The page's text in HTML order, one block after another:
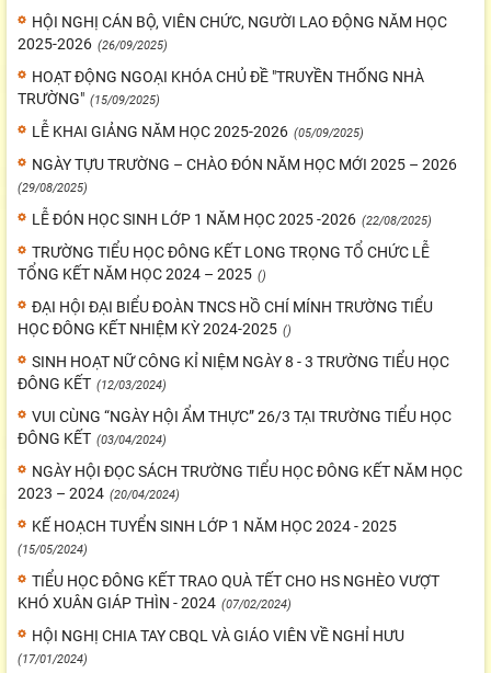
HỘI NGHỊ CÁN BỘ, VIÊN CHỨC, NGƯỜI LAO ĐỘNG NĂM HỌC
2025-2026 (26/09/2025)
HOẠT ĐỘNG NGOẠI KHÓA CHỦ ĐỀ "TRUYỀN THỐNG NHÀ
TRƯỜNG" (15/09/2025)
LỄ KHAI GIẢNG NĂM HỌC 2025-2026 (05/09/2025)
NGÀY TỰU TRƯỜNG – CHÀO ĐÓN NĂM HỌC MỚI 2025 – 2026
(29/08/2025)
LỄ ĐÓN HỌC SINH LỚP 1 NĂM HỌC 2025 -2026 (22/08/2025)
TRƯỜNG TIỂU HỌC ĐÔNG KẾT LONG TRỌNG TỔ CHỨC LỄ
TỔNG KẾT NĂM HỌC 2024 – 2025 ()
ĐẠI HỘI ĐẠI BIỂU ĐOÀN TNCS HỒ CHÍ MÍNH TRƯỜNG TIỂU
HỌC ĐÔNG KẾT NHIỆM KỲ 2024-2025 ()
SINH HOẠT NỮ CÔNG KỈ NIỆM NGÀY 8 - 3 TRƯỜNG TIỂU HỌC
ĐÔNG KẾT (12/03/2024)
VUI CÙNG “NGÀY HỘI ẨM THỰC” 26/3 TẠI TRƯỜNG TIỂU HỌC
ĐÔNG KẾT (03/04/2024)
NGÀY HỘI ĐỌC SÁCH TRƯỜNG TIỂU HỌC ĐÔNG KẾT NĂM HỌC
2023 – 2024 (20/04/2024)
KẾ HOẠCH TUYỂN SINH LỚP 1 NĂM HỌC 2024 - 2025
(15/05/2024)
TIỂU HỌC ĐÔNG KẾT TRAO QUÀ TẾT CHO HS NGHÈO VƯỢT
KHÓ XUÂN GIÁP THÌN - 2024 (07/02/2024)
HỘI NGHỊ CHIA TAY CBQL VÀ GIÁO VIÊN VỀ NGHỈ HƯU
(17/01/2024)